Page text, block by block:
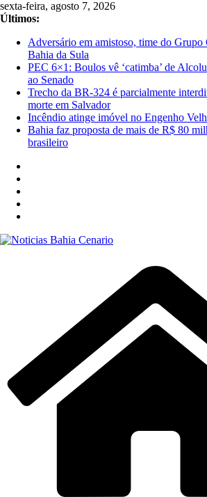
Pular
para
conteúdo
sexta-feira, agosto 7, 2026
Últimos:
Adversário em amistoso, time do
Bahia da Sula
PEC 6×1: Boulos vê ‘catimba’ de
ao Senado
Trecho da BR-324 é parcialmente
morte em Salvador
Incêndio atinge imóvel no Engenho
Bahia faz proposta de mais de R$ 80
brasileiro